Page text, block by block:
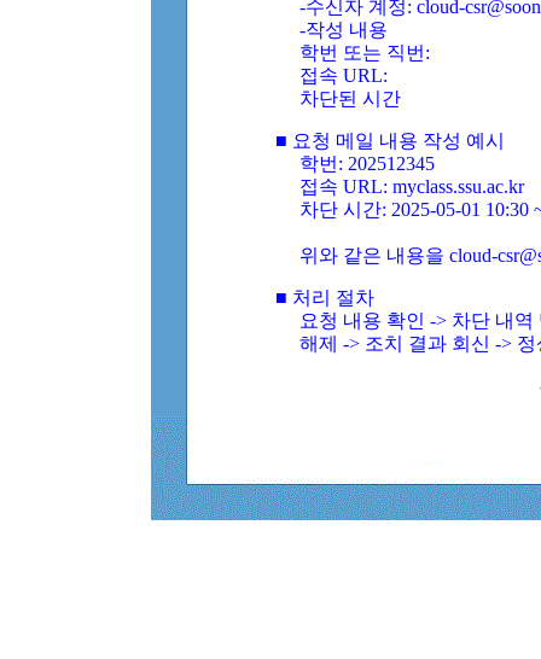
-수신자 계정: cloud-
-작성 내용
학번 또는 직번:
접속 URL:
차단된 시간
■ 요청 메일 내용 작성 예시
학번: 202512345
접속 URL: myclass.ssu.ac.kr
차단 시간: 2025-05-01 10:30
위와 같은 내용을 cloud-
■ 처리 절차
요청 내용 확인 -> 차단 내
해제 -> 조치 결과 회신 ->